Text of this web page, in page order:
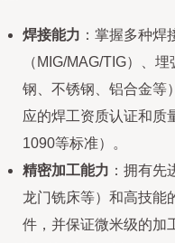
焊接能力 ：掌握多种
（MIG/MAG/TIG）、
钢、不锈钢、铝合金等
应的焊工资质认证和质
1090等标准）。
精密加工能力 ：拥有
龙门铣床等）和高技能
件，并保证微米级的加